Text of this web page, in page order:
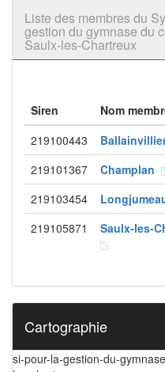
Liste des membres du
gestion du gymnase du
Saulx-les-Chartreux
Siren Nom
219100443
219101367 Champlan
219103454
219105871 Saulx-les-
Cartographie
si-pour-la-gestion-du-